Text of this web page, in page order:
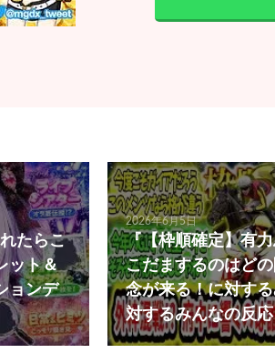
たらこ
ット＆
ョンデ
2026年6月5日
『【枠順確定】有
こだまするのはど
念が来る！に対す
対するみんなの反